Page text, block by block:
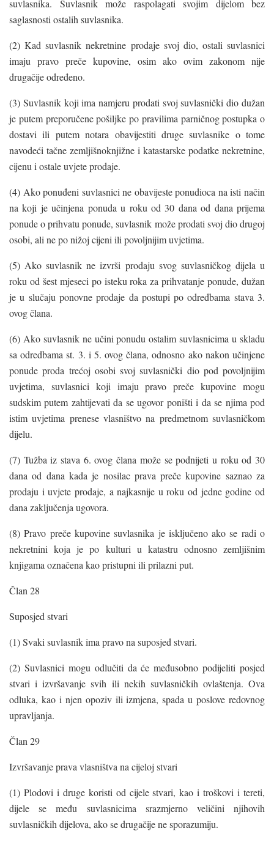
suvlasnika. Suvlasnik može raspolagati svojim dijelom bez
saglasnosti ostalih suvlasnika.
(2) Kad suvlasnik nekretnine prodaje svoj dio, ostali suvlasnici
imaju pravo preče kupovine, osim ako ovim zakonom nije
drugačije određeno.
(3) Suvlasnik koji ima namjeru prodati svoj suvlasnički dio dužan
je putem preporučene pošiljke po pravilima parničnog postupka o
dostavi ili putem notara obavijestiti druge suvlasnike o tome
navodeći tačne zemljišnoknjižne i katastarske podatke nekretnine,
cijenu i ostale uvjete prodaje.
(4) Ako ponuđeni suvlasnici ne obavijeste ponudioca na isti način
na koji je učinjena ponuda u roku od 30 dana od dana prijema
ponude o prihvatu ponude, suvlasnik može prodati svoj dio drugoj
osobi, ali ne po nižoj cijeni ili povoljnijim uvjetima.
(5) Ako suvlasnik ne izvrši prodaju svog suvlasničkog dijela u
roku od šest mjeseci po isteku roka za prihvatanje ponude, dužan
je u slučaju ponovne prodaje da postupi po odredbama stava 3.
ovog člana.
(6) Ako suvlasnik ne učini ponudu ostalim suvlasnicima u skladu
sa odredbama st. 3. i 5. ovog člana, odnosno ako nakon učinjene
ponude proda trećoj osobi svoj suvlasnički dio pod povoljnijim
uvjetima, suvlasnici koji imaju pravo preče kupovine mogu
sudskim putem zahtijevati da se ugovor poništi i da se njima pod
istim uvjetima prenese vlasništvo na predmetnom suvlasničkom
dijelu.
(7) Tužba iz stava 6. ovog člana može se podnijeti u roku od 30
dana od dana kada je nosilac prava preče kupovine saznao za
prodaju i uvjete prodaje, a najkasnije u roku od jedne godine od
dana zaključenja ugovora.
(8) Pravo preče kupovine suvlasnika je isključeno ako se radi o
nekretnini koja je po kulturi u katastru odnosno zemljišnim
knjigama označena kao pristupni ili prilazni put.
Član 28
Suposjed stvari
(1) Svaki suvlasnik ima pravo na suposjed stvari.
(2) Suvlasnici mogu odlučiti da će međusobno podijeliti posjed
stvari i izvršavanje svih ili nekih suvlasničkih ovlaštenja. Ova
odluka, kao i njen opoziv ili izmjena, spada u poslove redovnog
upravljanja.
Član 29
Izvršavanje prava vlasništva na cijeloj stvari
(1) Plodovi i druge koristi od cijele stvari, kao i troškovi i tereti,
dijele se među suvlasnicima srazmjerno veličini njihovih
suvlasničkih dijelova, ako se drugačije ne sporazumiju.